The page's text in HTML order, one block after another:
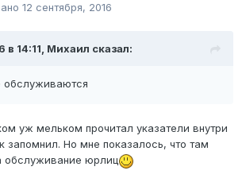
12 сентября, 2016
в 14:11, Михаил сказал:
уж мельком прочитал указатели внутри
запомнил. Но мне показалось, что там
обслуживание юрлиц